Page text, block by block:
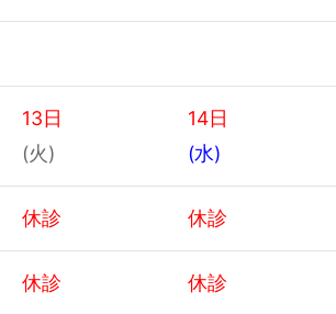
13日
(火)
14日
(水)
休診 休診
休診 休診